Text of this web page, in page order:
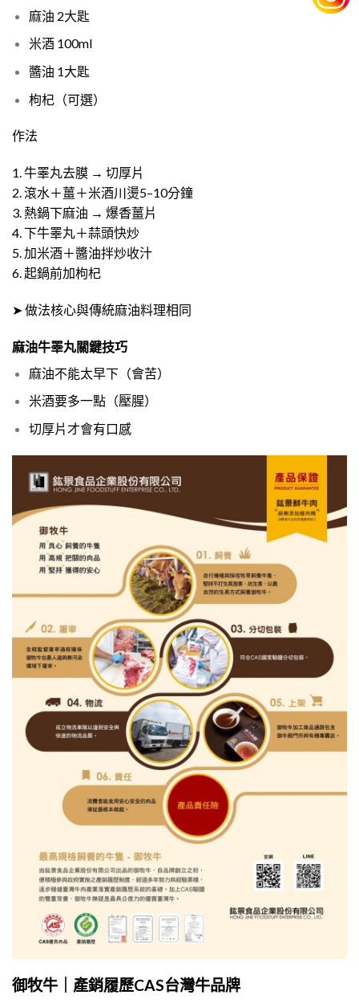
麻油 2大匙
米酒 100ml
醬油 1大匙
枸杞（可選）
作法
1. 牛睪丸去膜 → 切厚片
2. 滾水＋薑＋米酒川燙5–10分鐘
3. 熱鍋下麻油 → 爆香薑片
4. 下牛睪丸＋蒜頭快炒
5. 加米酒＋醬油拌炒收汁
6. 起鍋前加枸杞
➤ 做法核心與傳統麻油料理相同
麻油牛睪丸關鍵技巧
麻油不能太早下（會苦）
米酒要多一點（壓腥）
切厚片才會有口感
御牧牛｜產銷履歷CAS台灣牛品牌